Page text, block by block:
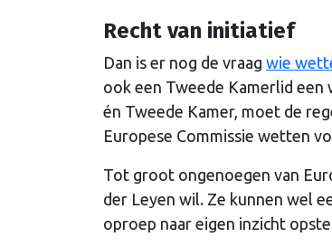
Recht van initiatief
Dan is er nog de vraag wie
ook een Tweede Kamerlid
én Tweede Kamer, moet de
Europese Commissie wetten
Tot groot ongenoegen van
der Leyen wil. Ze kunnen wel
oproep naar eigen inzicht